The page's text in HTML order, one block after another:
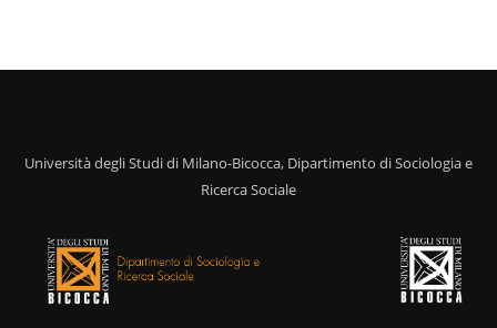
Università degli Studi di Milano-Bicocca, Dipartimento di Sociologia e
Ricerca Sociale